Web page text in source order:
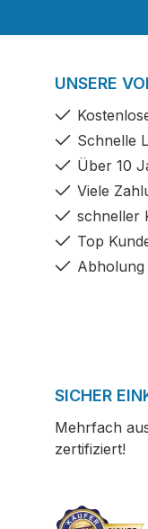
UNSERE
Schnelle
Über 10
Viele
schneller
Top
SICHER
Mehrfach
zertifiziert!